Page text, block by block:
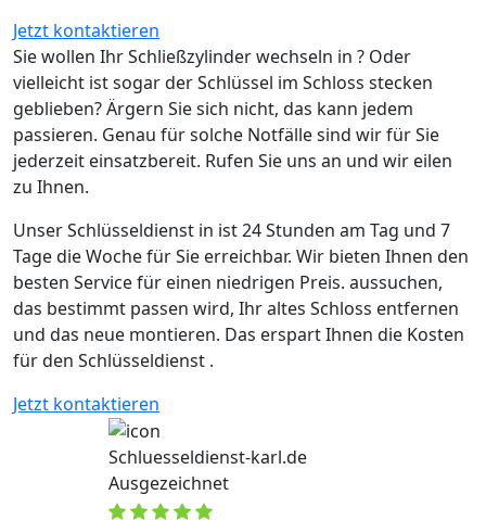
Jetzt kontaktieren
Sie wollen Ihr Schließzylinder wechseln in ? Oder
vielleicht ist sogar der Schlüssel im Schloss stecken
geblieben? Ärgern Sie sich nicht, das kann jedem
passieren. Genau für solche Notfälle sind wir für Sie
jederzeit einsatzbereit. Rufen Sie uns an und wir eilen
zu Ihnen.
Unser Schlüsseldienst in ist 24 Stunden am Tag und 7
Tage die Woche für Sie erreichbar. Wir bieten Ihnen den
besten Service für einen niedrigen Preis. aussuchen,
das bestimmt passen wird, Ihr altes Schloss entfernen
und das neue montieren. Das erspart Ihnen die Kosten
für den Schlüsseldienst .
Jetzt kontaktieren
Schluesseldienst-karl.de
Ausgezeichnet